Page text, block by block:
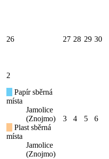
26 27 28 29 30
2
Papír sběrná
místa
Jamolice
(Znojmo)
Plast sběrná
místa
Jamolice
(Znojmo)
3 4 5 6